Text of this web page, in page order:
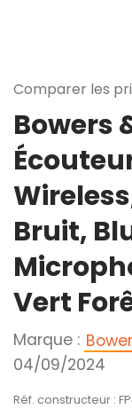
Comparer les
Bowers
Bruit,
Vert
Marque :
04/09/2024
Réf. constructeur :